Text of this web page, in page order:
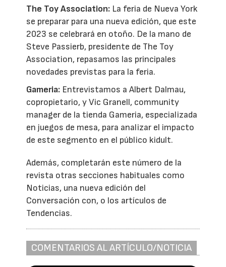
The Toy Association: La feria de Nueva York
se preparar para una nueva edición, que este
2023 se celebrará en otoño. De la mano de
Steve Passierb, presidente de The Toy
Association, repasamos las principales
novedades previstas para la feria.
Gameria: Entrevistamos a Albert Dalmau,
copropietario, y Vic Granell, community
manager de la tienda Gameria, especializada
en juegos de mesa, para analizar el impacto
de este segmento en el público kidult.
Además, completarán este número de la
revista otras secciones habituales como
Noticias, una nueva edición del
Conversación con, o los artículos de
Tendencias.
COMENTARIOS AL ARTÍCULO/NOTICIA